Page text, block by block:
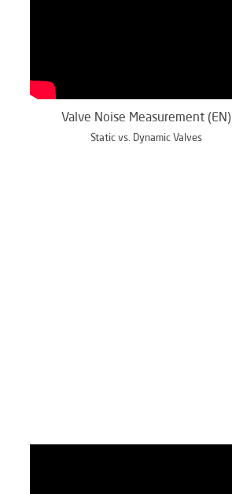
Valve Noise Measurement (EN)
Static vs. Dynamic Valves